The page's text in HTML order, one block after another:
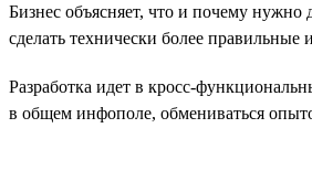
Бизнес объясняет, что и почему нужно
сделать технически более
Разработка идет в кросс-
в общем инфополе, обмениваться